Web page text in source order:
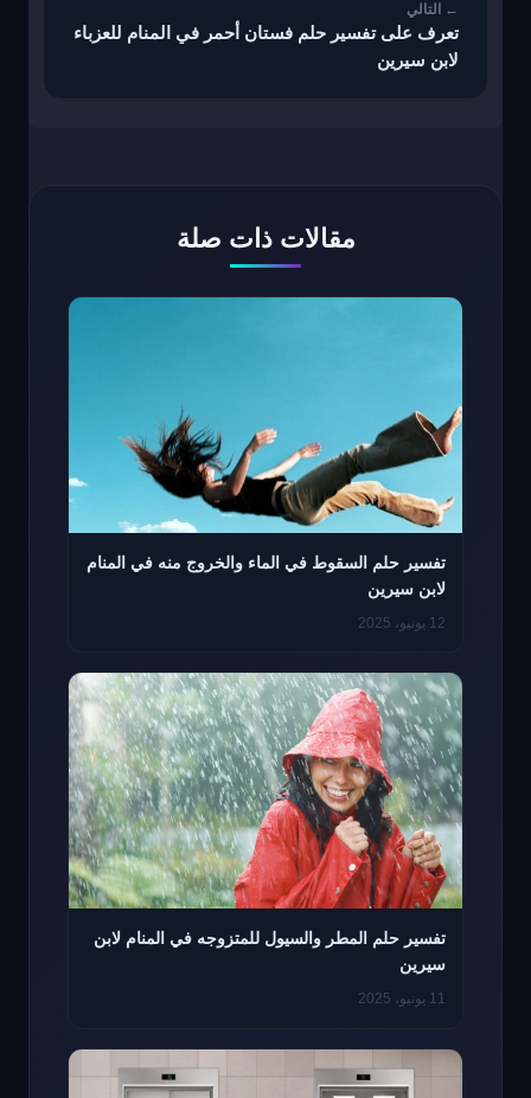
تعرف على تفسير حلم فستان أحمر في المنام للعزباء
لابن سيرين
مقالات ذات صلة
تفسير حلم السقوط في الماء والخروج منه في المنام
لابن سيرين
12 يونيو، 2025
تفسير حلم المطر والسيول للمتزوجه في المنام لابن
سيرين
11 يونيو، 2025